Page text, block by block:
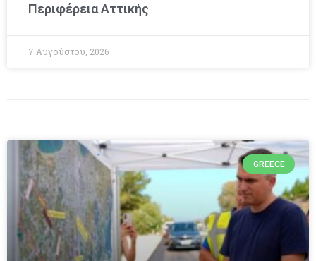
Περιφέρεια Αττικής
7 Αυγούστου, 2026
GREECE